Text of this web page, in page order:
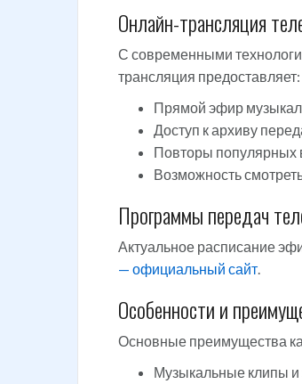
Онлайн-трансляция
С современными
трансляция предоставляет:
Прямой эфир
Доступ к архиву
Повторы популярных
Возможность
Программы передач
Актуальное расписание
— официальный сайт.
Особенности и
Основные преимущества
Музыкальные клипы